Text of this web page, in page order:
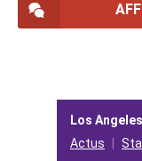
Los
Actus